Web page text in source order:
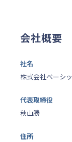
会社概要
社名
株式会社ベーシ
代表取締役
秋山勝
住所